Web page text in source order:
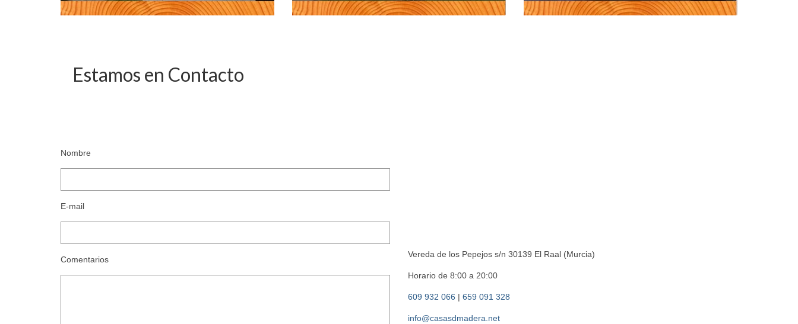
Estamos en Contacto
Nombre
E-mail
Comentarios
Vereda de los Pepejos s/n 30139 El Raal (Murcia)
Horario de 8:00 a 20:00
609 932 066 | 659 091 328
info@casasdmadera.net